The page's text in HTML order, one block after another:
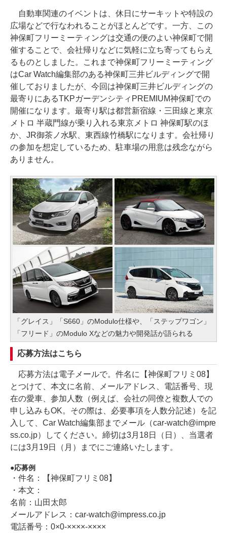
自動車関連のイベントは、休日にサーキットや特設の
広場などで行なわれることがほとんどです。一方、この
神保町フリーミーティングは交通の便のよい神保町で開
催することで、会社帰りなどに気軽に立ち寄ってもらえ
るものとしました。これまで神保町フリーミーティング
はCar Watch編集部のある神保町三井ビルディングで開
催しておりましたが、今回は神保町三井ビルディングの
最寄りにあるTKPガーデンシティPREMIUM神保町での
開催になります。最寄り駅は都営新宿線・三田線と東京
メトロ 半蔵門線が乗り入れる東京メトロ 神保町駅のほ
か、JR御茶ノ水駅、東西線竹橋駅になります。会社帰り
の参加を想定しているため、駐車場の用意は残念ながら
ありません。
「グレイス」「S660」のModulo仕様や、「ステップワゴン」
「フリード」のModulo Xなどの魅力や開発話が語られる
応募方法はこちら
応募方法は電子メールで。件名に【神保町フリミ08】
とつけて、本文に名前、メールアドレス、電話番号、現
在の愛車、参加人数（例えば、会社の同僚と複数人での
申し込みもOK。その際は、必要事項を人数分記述）を記
入して、Car Watch編集部までメール（car-watch@impre
ss.co.jp）してください。締切は3月18日（日）、当選者
には3月19日（月）までにご連絡いたします。
応募例
・件名：【神保町フリミ08】
・本文：
名前：山田太郎
メールアドレス：car-watch@impress.co.jp
電話番号：0×0-××××-××××